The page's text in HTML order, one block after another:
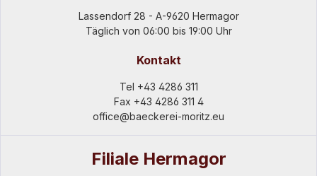
Lassendorf 28 - A-9620 Hermagor
Täglich von 06:00 bis 19:00 Uhr
Kontakt
Tel +43 4286 311
Fax +43 4286 311 4
office@baeckerei-moritz.eu
Filiale Hermagor